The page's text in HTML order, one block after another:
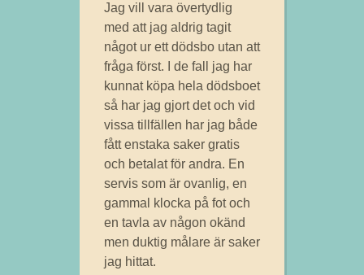
Jag vill vara övertydlig
med att jag aldrig tagit
något ur ett dödsbo utan att
fråga först. I de fall jag har
kunnat köpa hela dödsboet
så har jag gjort det och vid
vissa tillfällen har jag både
fått enstaka saker gratis
och betalat för andra. En
servis som är ovanlig, en
gammal klocka på fot och
en tavla av någon okänd
men duktig målare är saker
jag hittat.